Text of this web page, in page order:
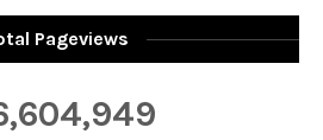
Pageviews